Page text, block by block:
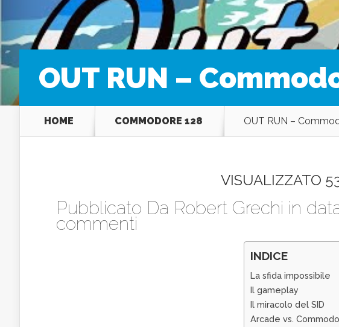
OUT RUN –
HOME COMMODORE 128 OUT RUN –
VISUALIZZATO
Pubblicato Da Robert Grechi in
commenti
INDICE
La sfida impossibile
Il gameplay
Il miracolo del SID
Arcade vs.